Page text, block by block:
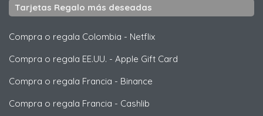
Tarjetas Regalo más deseadas
Compra o regala Colombia - Netflix
Compra o regala EE.UU. - Apple Gift Card
Compra o regala Francia - Binance
Compra o regala Francia - Cashlib